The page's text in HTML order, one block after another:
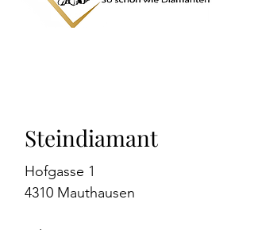
Steindiamant
Hofgasse 1
4310 Mauthausen​